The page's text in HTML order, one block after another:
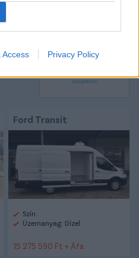
Access Privacy Policy
#FRANCIA FOCI
#MARSEILLE
Ford Transit
Szín:
Üzemanyag: Dízel
15 275 590 Ft + Áfa